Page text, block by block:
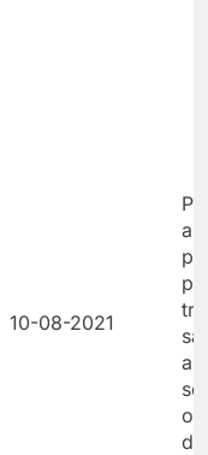
10-08-2021